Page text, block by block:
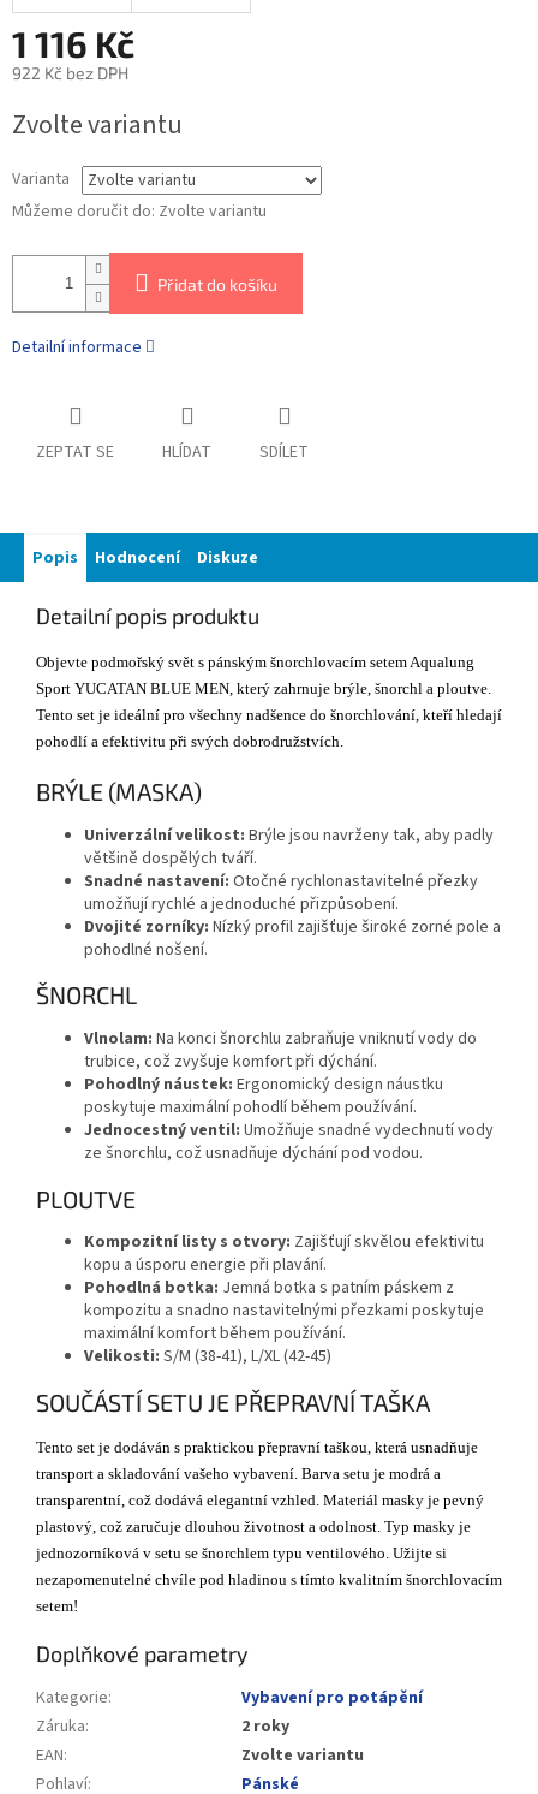
1 116 Kč
922 Kč bez DPH
Zvolte variantu
Varianta
Můžeme doručit do: Zvolte variantu
Přidat do košíku
Detailní informace
ZEPTAT SE HLÍDAT SDÍLET
Popis Hodnocení Diskuze
Detailní popis produktu
Objevte podmořský svět s pánským šnorchlovacím setem Aqualung
Sport YUCATAN BLUE MEN, který zahrnuje brýle, šnorchl a ploutve.
Tento set je ideální pro všechny nadšence do šnorchlování, kteří hledají
pohodlí a efektivitu při svých dobrodružstvích.
BRÝLE (MASKA)
Univerzální velikost: Brýle jsou navrženy tak, aby padly
většině dospělých tváří.
Snadné nastavení: Otočné rychlonastavitelné přezky
umožňují rychlé a jednoduché přizpůsobení.
Dvojité zorníky: Nízký profil zajišťuje široké zorné pole a
pohodlné nošení.
ŠNORCHL
Vlnolam: Na konci šnorchlu zabraňuje vniknutí vody do
trubice, což zvyšuje komfort při dýchání.
Pohodlný náustek: Ergonomický design náustku
poskytuje maximální pohodlí během používání.
Jednocestný ventil: Umožňuje snadné vydechnutí vody
ze šnorchlu, což usnadňuje dýchání pod vodou.
PLOUTVE
Kompozitní listy s otvory: Zajišťují skvělou efektivitu
kopu a úsporu energie při plavání.
Pohodlná botka: Jemná botka s patním páskem z
kompozitu a snadno nastavitelnými přezkami poskytuje
maximální komfort během používání.
Velikosti: S/M (38-41), L/XL (42-45)
SOUČÁSTÍ SETU JE PŘEPRAVNÍ TAŠKA
Tento set je dodáván s praktickou přepravní taškou, která usnadňuje
transport a skladování vašeho vybavení. Barva setu je modrá a
transparentní, což dodává elegantní vzhled. Materiál masky je pevný
plastový, což zaručuje dlouhou životnost a odolnost. Typ masky je
jednozorníková v setu se šnorchlem typu ventilového. Užijte si
nezapomenutelné chvíle pod hladinou s tímto kvalitním šnorchlovacím
setem!
Doplňkové parametry
Kategorie:
Vybavení pro potápění
Záruka:
2 roky
EAN:
Zvolte variantu
Pohlaví: Pánské